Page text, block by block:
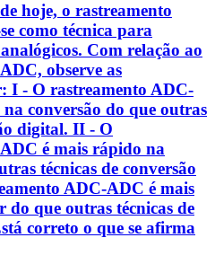
hoje, o rastreamento
como técnica para
Com relação ao
observe as
I - O rastreamento ADC-
conversão do que outras
digital. II - O
é mais rápido na
técnicas de conversão
ADC-ADC é mais
do que outras técnicas de
correto o que se afirma